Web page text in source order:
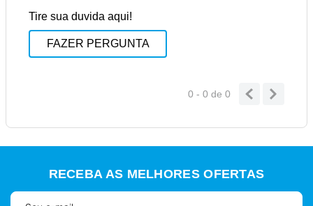
Tire sua duvida aqui!
FAZER PERGUNTA
0 - 0 de 0
RECEBA AS MELHORES OFERTAS